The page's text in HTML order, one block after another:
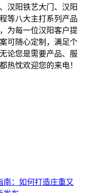
汉阳铁艺大门、汉阳
等八大主打系列产品
为每一位汉阳客户提
可随心定制，满足个
论您是需要产品、服
热忱欢迎您的来电！
：如何打造庄重又